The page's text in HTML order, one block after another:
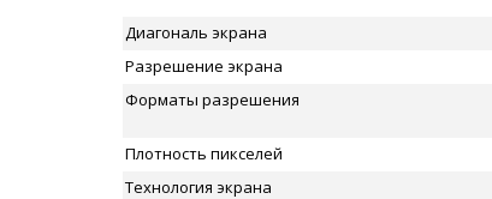
Диагональ экрана
Разрешение экрана
Форматы разрешения
Плотность пикселей
Технология экрана